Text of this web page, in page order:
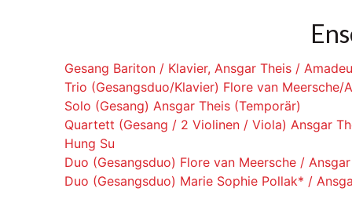
Gesang Bariton / Klavier, Ansgar Theis /
Trio (Gesangsduo/Klavier) Flore van Meersche/
Solo (Gesang) Ansgar Theis (Temporär)
Quartett (Gesang / 2 Violinen / Viola) Ansgar
Hung Su
Duo (Gesangsduo) Flore van Meersche /
Duo (Gesangsduo) Marie Sophie Pollak* /